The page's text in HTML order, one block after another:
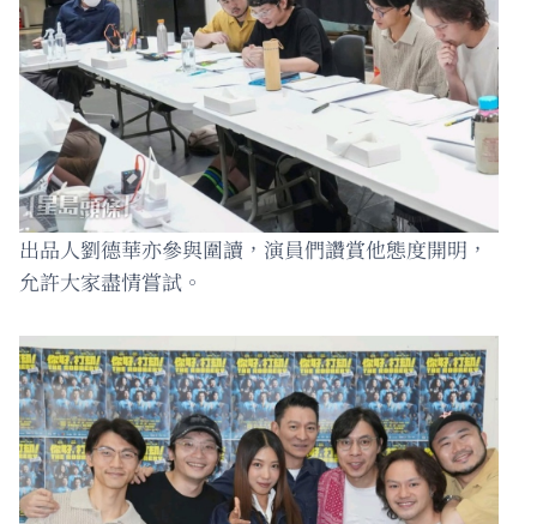
出品人劉德華亦參與圍讀，演員們讚賞他態度開明，
允許大家盡情嘗試。